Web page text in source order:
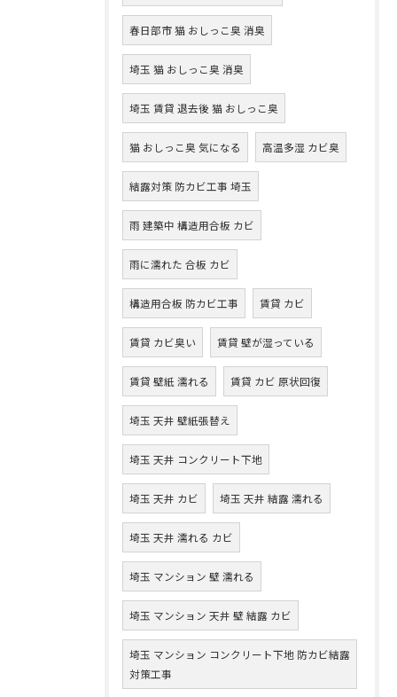
春日部市 猫 おしっこ臭 消臭
埼玉 猫 おしっこ臭 消臭
埼玉 賃貸 退去後 猫 おしっこ臭
猫 おしっこ臭 気になる 高温多湿 カビ臭
結露対策 防カビ工事 埼玉
雨 建築中 構造用合板 カビ
雨に濡れた 合板 カビ
構造用合板 防カビ工事 賃貸 カビ
賃貸 カビ臭い 賃貸 壁が湿っている
賃貸 壁紙 濡れる 賃貸 カビ 原状回復
埼玉 天井 壁紙張替え
埼玉 天井 コンクリート下地
埼玉 天井 カビ 埼玉 天井 結露 濡れる
埼玉 天井 濡れる カビ
埼玉 マンション 壁 濡れる
埼玉 マンション 天井 壁 結露 カビ
埼玉 マンション コンクリート下地 防カビ結露
対策工事